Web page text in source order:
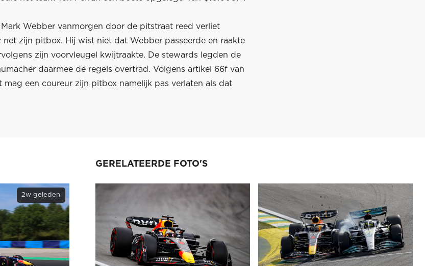
Webber vanmorgen door de pitstraat reed verliet
net zijn pitbox. Hij wist niet dat Webber passeerde en raakte
zijn voorvleugel kwijtraakte. De stewards legden de
daarmee de regels overtrad. Volgens artikel 66f van
mag een coureur zijn pitbox namelijk pas verlaten als dat
2w geleden
GERELATEERDE FOTO'S